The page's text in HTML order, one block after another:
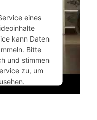
Consent
&eRecht24
eines
kann Daten
Bitte
und stimmen
zu, um